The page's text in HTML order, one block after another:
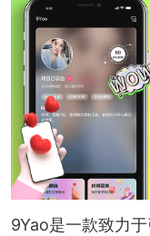
9Yao是一款致力